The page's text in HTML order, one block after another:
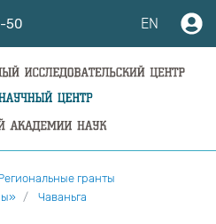
50 EN
гранты
Чаваньга